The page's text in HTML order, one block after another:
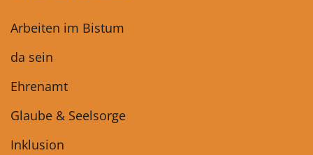
Arbeiten im Bistum
da sein
Ehrenamt
Glaube & Seelsorge
Inklusion